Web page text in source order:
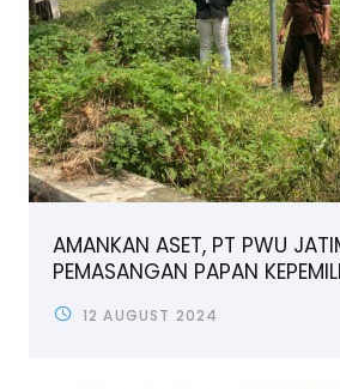
AMANKAN ASET, PT PWU
PEMASANGAN PAPAN
12 AUGUST 2024